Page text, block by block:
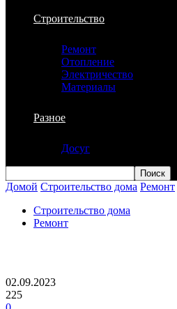
Строительство
Ремонт
Отопление
Электричество
Материалы
Разное
Досуг
Домой Строительство дома Ремонт
Строительство дома
Ремонт
02.09.2023
225